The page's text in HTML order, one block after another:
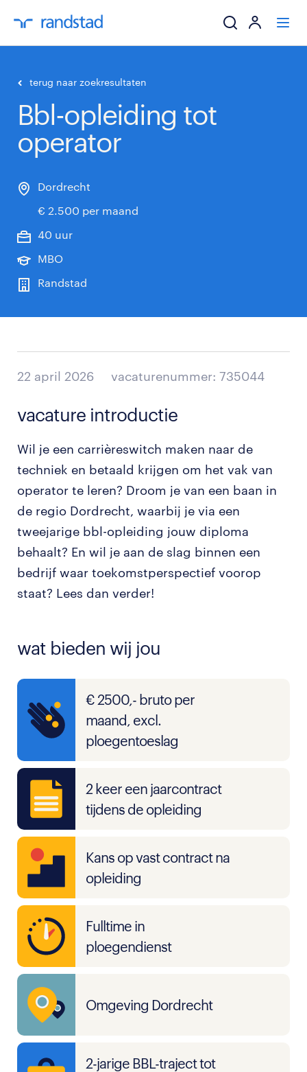
werkgevers
terug naar zoekresultaten
Bbl-opleiding tot
operator
Dordrecht
€ 2.500 per maand
40 uur
MBO
Randstad
22 april 2026 vacaturenummer: 735044
vacature introductie
Wil je een carrièreswitch maken naar de
techniek en betaald krijgen om het vak van
operator te leren? Droom je van een baan in
de regio Dordrecht, waarbij je via een
tweejarige bbl-opleiding jouw diploma
behaalt? En wil je aan de slag binnen een
bedrijf waar toekomstperspectief voorop
staat? Lees dan verder!
wat bieden wij jou
€ 2500,- bruto per
maand, excl.
ploegentoeslag
2 keer een jaarcontract
tijdens de opleiding
Kans op vast contract na
opleiding
Fulltime in
ploegendienst
Omgeving Dordrecht
2-jarige BBL-traject tot